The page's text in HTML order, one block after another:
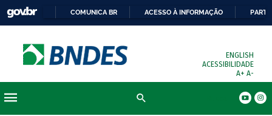
COMUNICA BR ACESSO À INFORMAÇÃO
ENGLISH
ACESSIBILIDADE
A+ A-